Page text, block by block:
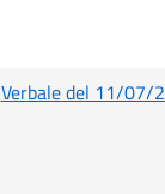
Verbale del 11/07/